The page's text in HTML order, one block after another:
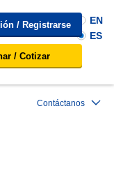
/ Registrarse
/ Cotizar
EN
ES
Contáctanos